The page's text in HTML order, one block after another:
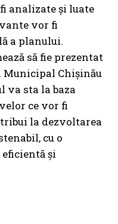
analizate și luate
vor fi
a planului.
să fie prezentat
Municipal Chișinău
va sta la baza
ce vor fi
la dezvoltarea
cu o
și